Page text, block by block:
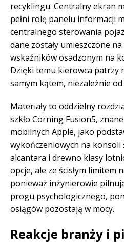
recyklingu. Centralny ekran
pełni rolę panelu informacji
centralnego sterowania
dane zostały umieszczone
wskaźników osadzonym na
Dzięki temu kierowca patrzy
samym kątem, niezależnie
Materiały to oddzielny
szkło Corning Fusion5,
mobilnych Apple, jako
wykończeniowych na konsoli
alcantara i drewno klasy
opcje, ale ze ścisłym limitem
ponieważ inżynierowie
progu psychologicznego,
osiągów pozostają w mocy.
Reakcje branży i